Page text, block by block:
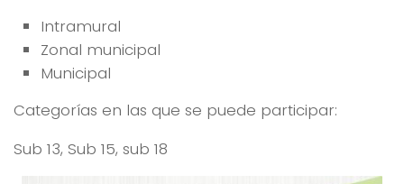
Intramural
Zonal municipal
Municipal
Categorías en las que se puede participar:
Sub 13, Sub 15, sub 18